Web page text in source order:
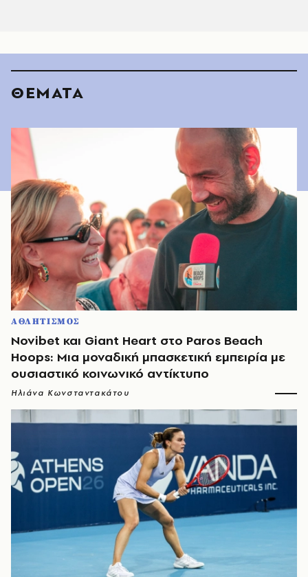
ΘΕΜΑΤΑ
ΑΘΛΗΤΙΣΜΟΣ
Novibet και Giant Heart στο Paros Beach
Hoops: Μια μοναδική μπασκετική εμπειρία με
ουσιαστικό κοινωνικό αντίκτυπο
Ηλιάνα Κωνσταντακάτου